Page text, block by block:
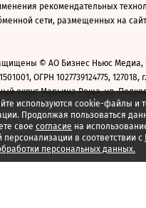
используются cookie-файлы и
Продолжая пользоваться
свое согласие на
персонализации в соответствии с
персональных данных.
рекомендательных
сети, размещенных на
© АО Бизнес Ньюс
ОГРН 1027739124775, 127018,
округ Марьина Роща, ул.